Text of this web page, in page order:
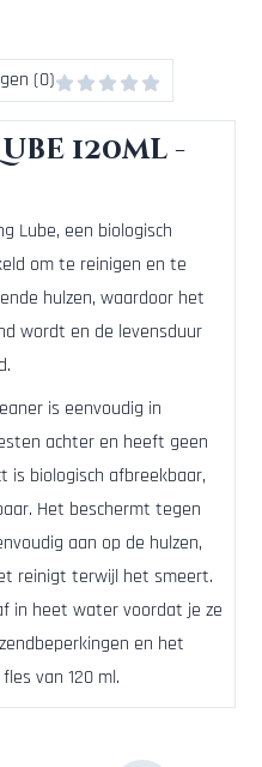
(0)
120ml -
Lube, een biologisch
om te reinigen en te
hulzen, waardoor het
wordt en de levensduur
is eenvoudig in
achter en heeft geen
is biologisch afbreekbaar,
Het beschermt tegen
aan op de hulzen,
reinigt terwijl het smeert.
in heet water voordat je ze
en het
van 120 ml.